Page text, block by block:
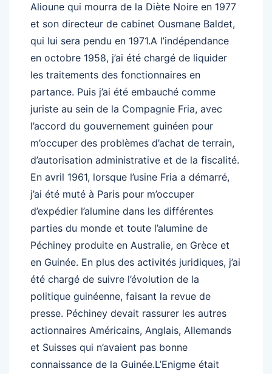
Alioune qui mourra de la Diète Noire en 1977
et son directeur de cabinet Ousmane Baldet,
qui lui sera pendu en 1971.A l’indépendance
en octobre 1958, j’ai été chargé de liquider
les traitements des fonctionnaires en
partance. Puis j’ai été embauché comme
juriste au sein de la Compagnie Fria, avec
l’accord du gouvernement guinéen pour
m’occuper des problèmes d’achat de terrain,
d’autorisation administrative et de la fiscalité.
En avril 1961, lorsque l’usine Fria a démarré,
j’ai été muté à Paris pour m’occuper
d’expédier l’alumine dans les différentes
parties du monde et toute l’alumine de
Péchiney produite en Australie, en Grèce et
en Guinée. En plus des activités juridiques, j’ai
été chargé de suivre l’évolution de la
politique guinéenne, faisant la revue de
presse. Péchiney devait rassurer les autres
actionnaires Américains, Anglais, Allemands
et Suisses qui n’avaient pas bonne
connaissance de la Guinée.L’Enigme était